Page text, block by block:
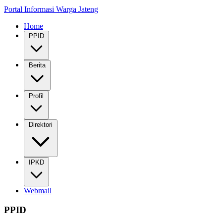
Portal Informasi Warga Jateng
Home
PPID
Berita
Profil
Direktori
IPKD
Webmail
PPID